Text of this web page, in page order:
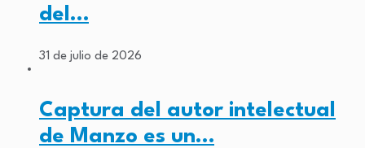
del…
31 de julio de 2026
Captura del autor intelectual
de Manzo es un…